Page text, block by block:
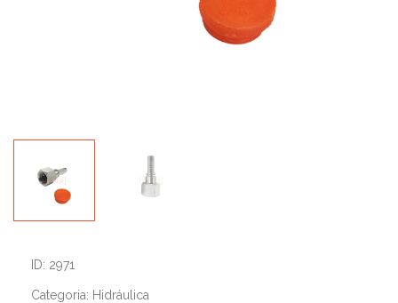
ID: 2971
Categoria: Hidráulica